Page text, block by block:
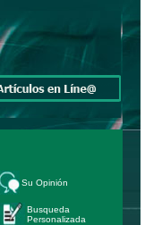
Su Opinión
Busqueda
Personalizada